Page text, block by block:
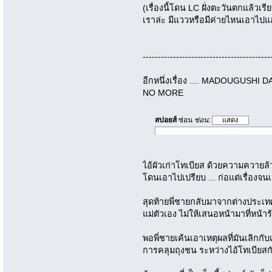
(เรื่องนี้โดน LC ฝั่งตะวันตกแล้วเ
เราล่ะ มีแววหรือมีค่ายไหนเอาไป
อีกหนึ่งเรื่อง .... MADOUGUSHI
NO MORE
สปอยส์ซ่อน ซ่อน:
ไอ้ผัวเก่าโทเบียส ด้วยความควาย
โดนเอาไปเปรียบ ... ก่อแต่เรื่องจ
สุดท้ายพี่ชายกลับมาจากต่างประเ
แม่ตัวเอง ไม่ให้เสนอหน้ามาที่หน้า
พอพี่ชายเค้นเอาเหตุผลที่มันเลิกกั
การคลุมถุงชน ระหว่างไอ้โทเบียส